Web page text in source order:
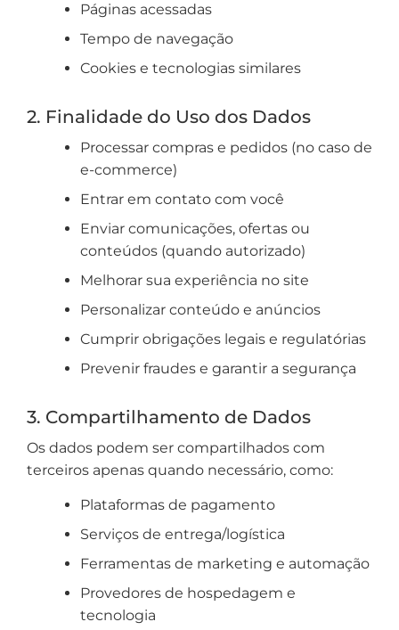
Páginas acessadas
Tempo de navegação
Cookies e tecnologias similares
2. Finalidade do Uso dos Dados
Processar compras e pedidos (no caso de
e-commerce)
Entrar em contato com você
Enviar comunicações, ofertas ou
conteúdos (quando autorizado)
Melhorar sua experiência no site
Personalizar conteúdo e anúncios
Cumprir obrigações legais e regulatórias
Prevenir fraudes e garantir a segurança
3. Compartilhamento de Dados
Os dados podem ser compartilhados com
terceiros apenas quando necessário, como:
Plataformas de pagamento
Serviços de entrega/logística
Ferramentas de marketing e automação
Provedores de hospedagem e
tecnologia